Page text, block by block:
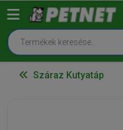
Száraz Kutyatáp